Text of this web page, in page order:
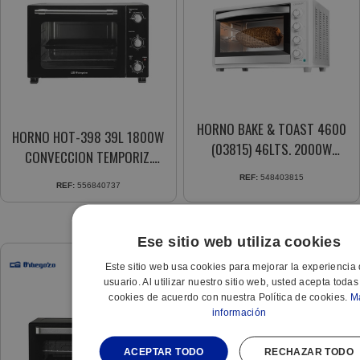
HORNO HOT-398 39L 1800W
CONVECCION TEMPORIZ.
60MIN. RESIST. A.INOX.
REF: 556840737
HORNO BAKE & TOAST 4600
(03815) 46LTS. 2000W
RUSTIDOR CONVECCION
REF: 548403815
Ese sitio web utiliza cookies
Este sitio web usa cookies para mejorar la experiencia
usuario. Al utilizar nuestro sitio web, usted acepta
cookies de acuerdo con nuestra Política de cookies.
información
ACEPTAR TODO RECHAZAR TODO